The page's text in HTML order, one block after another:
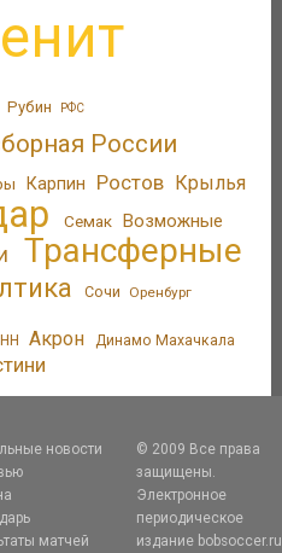
Рубин РФС
России
Карпин Ростов Крылья
Семак Возможные
Трансферные
Сочи Оренбург
Акрон Динамо Махачкала
новости
матчей
© 2009 Все права
защищены.
Электронное
периодическое
издание bobsoccer.ru